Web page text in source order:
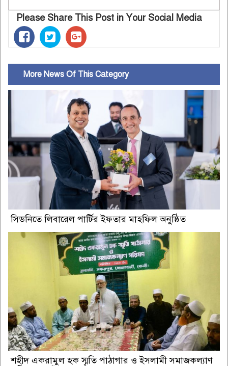
Please Share This Post in Your Social Media
More News Of This Category
সিডনিতে লিবারেল পার্টির ইফতার মাহফিল অনুষ্ঠিত
শহীদ একরামুল হক স্মৃতি পাঠাগার ও ইসলামী সমাজকল্যাণ